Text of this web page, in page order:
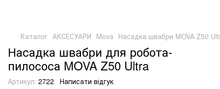
Каталог АКСЕСУАРИ Mova Насадка швабри MOVA Z50
Насадка швабри для робота-
пилососа MOVA Z50 Ultra
Артикул: 2722 Написати відгук